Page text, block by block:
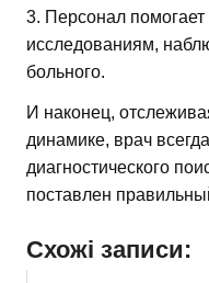
3. Персонал помогает
исследованиям,
больного.
И наконец,
динамике, врач
диагностического
поставлен
Схожі записи: